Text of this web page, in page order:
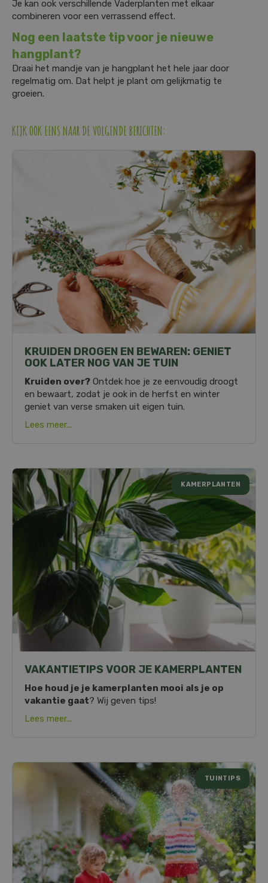
Je kan ook verschillende Vaderplanten met elkaar
combineren voor een verrassend effect.
Nog een laatste tip voor je nieuwe
hangplant?
Draai het mandje van je hangplant het hele jaar door
regelmatig om. Dat helpt je plant om gelijkmatig te
groeien.
KIJK OOK EENS NAAR DE VOLGENDE BERICHTEN:
KRUIDEN DROGEN EN BEWAREN: GENIET
OOK LATER NOG VAN JE TUIN
Kruiden over? Ontdek hoe je ze eenvoudig droogt
en bewaart, zodat je ook in de herfst en winter
geniet van verse smaken uit eigen tuin.
Lees meer...
VAKANTIETIPS VOOR JE KAMERPLANTEN
KAMERPLANTEN
Hoe houd je je kamerplanten mooi als je op
vakantie gaat? Wij geven tips!
Lees meer...
TUINTIPS